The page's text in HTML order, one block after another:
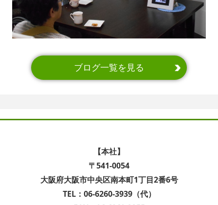
ブログ一覧を見る
【本社】
〒541-0054
大阪府大阪市中央区南本町1丁目2番6号
TEL：06-6260-3939（代）